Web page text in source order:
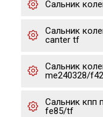
Сальник
Сальник
canter tf
Сальник
me240328/
Сальник кпп
fe85/tf